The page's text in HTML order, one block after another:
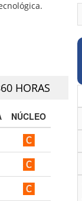
HORAS
NÚCLEO